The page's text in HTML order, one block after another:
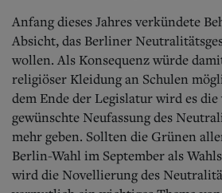
Anfang dieses Jahres verkündete
Absicht, das Berliner
wollen. Als Konsequenz würde
religiöser Kleidung an Schulen
dem Ende der Legislatur wird es
gewünschte Neufassung des
mehr geben. Sollten die Grünen
Berlin-Wahl im September als
wird die Novellierung des